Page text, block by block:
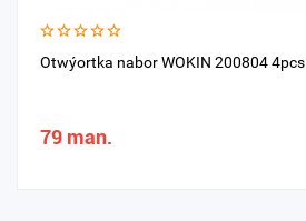
Otwýortka nabor WOKIN 200804 4pcs
79 man.